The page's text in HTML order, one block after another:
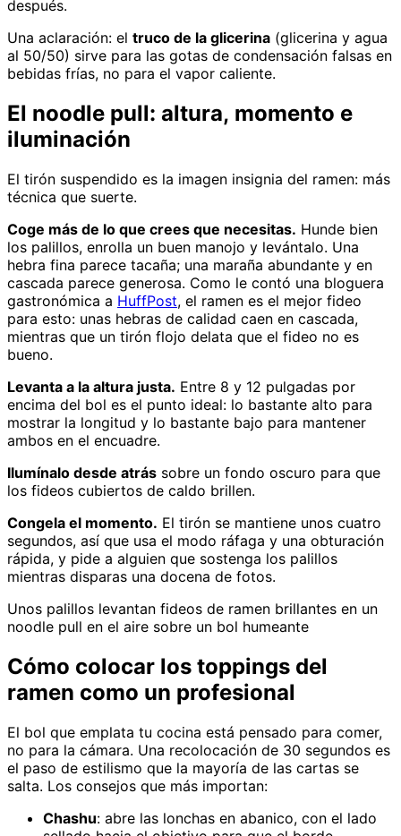
después.
Una aclaración: el truco de la glicerina (glicerina y agua
al 50/50) sirve para las gotas de condensación falsas en
bebidas frías, no para el vapor caliente.
El noodle pull: altura, momento e
iluminación
El tirón suspendido es la imagen insignia del ramen: más
técnica que suerte.
Coge más de lo que crees que necesitas. Hunde bien
los palillos, enrolla un buen manojo y levántalo. Una
hebra fina parece tacaña; una maraña abundante y en
cascada parece generosa. Como le contó una bloguera
gastronómica a HuffPost, el ramen es el mejor fideo
para esto: unas hebras de calidad caen en cascada,
mientras que un tirón flojo delata que el fideo no es
bueno.
Levanta a la altura justa. Entre 8 y 12 pulgadas por
encima del bol es el punto ideal: lo bastante alto para
mostrar la longitud y lo bastante bajo para mantener
ambos en el encuadre.
Ilumínalo desde atrás sobre un fondo oscuro para que
los fideos cubiertos de caldo brillen.
Congela el momento. El tirón se mantiene unos cuatro
segundos, así que usa el modo ráfaga y una obturación
rápida, y pide a alguien que sostenga los palillos
mientras disparas una docena de fotos.
Unos palillos levantan fideos de ramen brillantes en un
noodle pull en el aire sobre un bol humeante
Cómo colocar los toppings del
ramen como un profesional
El bol que emplata tu cocina está pensado para comer,
no para la cámara. Una recolocación de 30 segundos es
el paso de estilismo que la mayoría de las cartas se
salta. Los consejos que más importan:
Chashu: abre las lonchas en abanico, con el lado